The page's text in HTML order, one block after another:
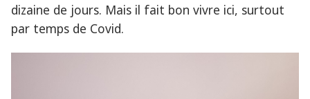
dizaine de jours. Mais il fait bon vivre ici, surtout
par temps de Covid.